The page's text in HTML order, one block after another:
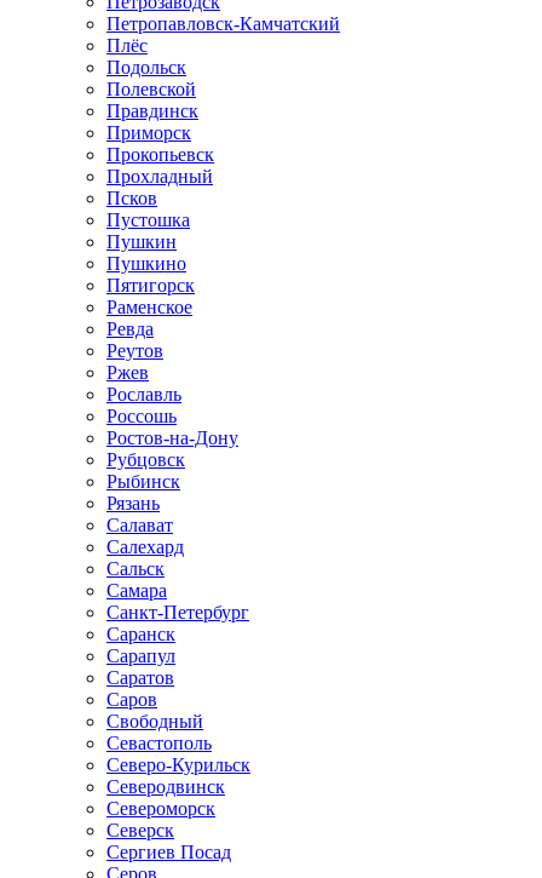
Петропавловск-Камчатский
Плёс
Подольск
Полевской
Правдинск
Приморск
Прокопьевск
Прохладный
Псков
Пустошка
Пушкин
Пушкино
Пятигорск
Раменское
Ревда
Реутов
Ржев
Рославль
Россошь
Ростов-на-Дону
Рубцовск
Рыбинск
Рязань
Салават
Салехард
Сальск
Самара
Санкт-Петербург
Саранск
Сарапул
Саратов
Саров
Свободный
Севастополь
Северо-Курильск
Северодвинск
Североморск
Северск
Сергиев Посад
Серов